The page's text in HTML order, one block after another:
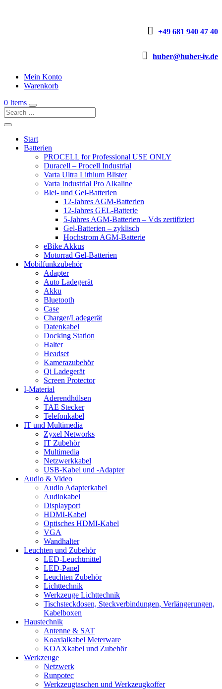
 +49 681 940 47 40
 huber@huber-iv.de
Mein Konto
Warenkorb
0 Items
Start
Batterien
PROCELL for Professional USE ONLY
Duracell – Procell Industrial
Varta Ultra Lithium Blister
Varta Industrial Pro Alkaline
Blei- und Gel-Batterien
12-Jahres AGM-Batterien
12-Jahres GEL-Batterie
5-Jahres AGM-Batterien – Vds zertifiziert
Gel-Batterien – zyklisch
Hochstrom AGM-Batterie
eBike Akkus
Motorrad Gel-Batterien
Mobilfunkzubehör
Adapter
Auto Ladegerät
Akku
Bluetooth
Case
Charger/Ladegerät
Datenkabel
Docking Station
Halter
Headset
Kamerazubehör
Qi Ladegerät
Screen Protector
I-Material
Aderendhülsen
TAE Stecker
Telefonkabel
IT und Multimedia
Zyxel Networks
IT Zubehör
Multimedia
Netzwerkkabel
USB-Kabel und -Adapter
Audio & Video
Audio Adapterkabel
Audiokabel
Displayport
HDMI-Kabel
Optisches HDMI-Kabel
VGA
Wandhalter
Leuchten und Zubehör
LED-Leuchtmittel
LED-Panel
Leuchten Zubehör
Lichttechnik
Werkzeuge Lichttechnik
Tischsteckdosen, Steckverbindungen, Verlängerungen,
Kabelboxen
Haustechnik
Antenne & SAT
Koaxialkabel Meterware
KOAXkabel und Zubehör
Werkzeuge
Netzwerk
Runpotec
Werkzeugtaschen und Werkzeugkoffer